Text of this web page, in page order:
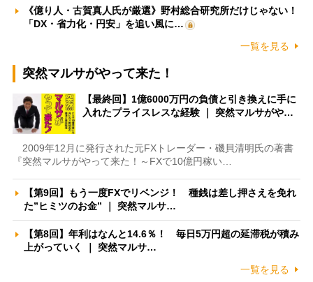
《億り人・古賀真人氏が厳選》野村総合研究所だけじゃない！
「DX・省力化・円安」を追い風に…
一覧を見る
突然マルサがやって来た！
【最終回】1億6000万円の負債と引き換えに手に
入れたプライスレスな経験 ｜ 突然マルサがや…
2009年12月に発行された元FXトレーダー・磯貝清明氏の著書
『突然マルサがやって来た！～FXで10億円稼い…
【第9回】もう一度FXでリベンジ！ 種銭は差し押さえを免れ
た”ヒミツのお金” ｜ 突然マルサ…
【第8回】年利はなんと14.6％！ 毎日5万円超の延滞税が積み
上がっていく ｜ 突然マルサ…
一覧を見る